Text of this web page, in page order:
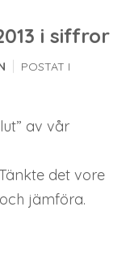
i siffror
POSTAT I
av vår
det vore
jämföra.